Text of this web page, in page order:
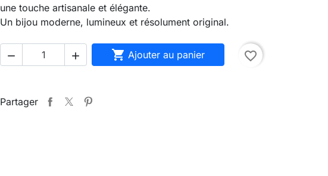
une touche artisanale et élégante.
Un bijou moderne, lumineux et résolument original.
   Ajouter au panier favorite_border
Partager